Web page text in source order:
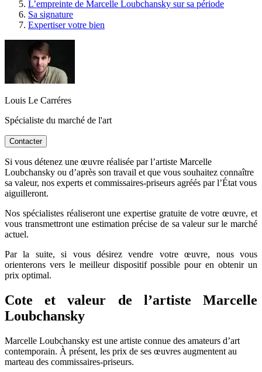
L’empreinte de Marcelle Loubchansky sur sa période
Sa signature
Expertiser votre bien
Louis Le Carréres
Spécialiste du marché de l'art
Contacter
Si vous détenez une œuvre réalisée par l’artiste Marcelle
Loubchansky ou d’après son travail et que vous souhaitez connaître
sa valeur, nos experts et commissaires-priseurs agréés par l’État vous
aiguilleront.
Nos spécialistes réaliseront une expertise gratuite de votre œuvre, et
vous transmettront une estimation précise de sa valeur sur le marché
actuel.
Par la suite, si vous désirez vendre votre œuvre, nous vous
orienterons vers le meilleur dispositif possible pour en obtenir un
prix optimal.
Cote et valeur de l’artiste Marcelle
Loubchansky
Marcelle Loubchansky est une artiste connue des amateurs d’art
contemporain. À présent, les prix de ses œuvres augmentent au
marteau des commissaires-priseurs.